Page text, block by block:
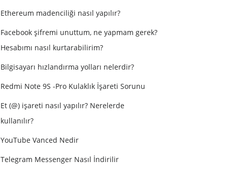
Ethereum madenciliği nasıl yapılır?
Facebook şifremi unuttum, ne yapmam gerek?
Hesabımı nasıl kurtarabilirim?
Bilgisayarı hızlandırma yolları nelerdir?
Redmi Note 9S -Pro Kulaklık İşareti Sorunu
Et (@) işareti nasıl yapılır? Nerelerde
kullanılır?
YouTube Vanced Nedir
Telegram Messenger Nasıl İndirilir